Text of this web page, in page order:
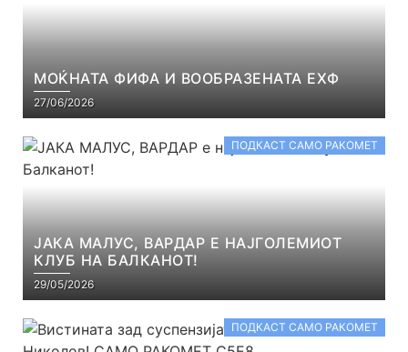
МОЌНАТА ФИФА И ВООБРАЗЕНАТА ЕХФ
27/06/2026
ПОДКАСТ САМО РАКОМЕТ
ЈАКА МАЛУС, ВАРДАР Е НАЈГОЛЕМИОТ
КЛУБ НА БАЛКАНОТ!
29/05/2026
ПОДКАСТ САМО РАКОМЕТ